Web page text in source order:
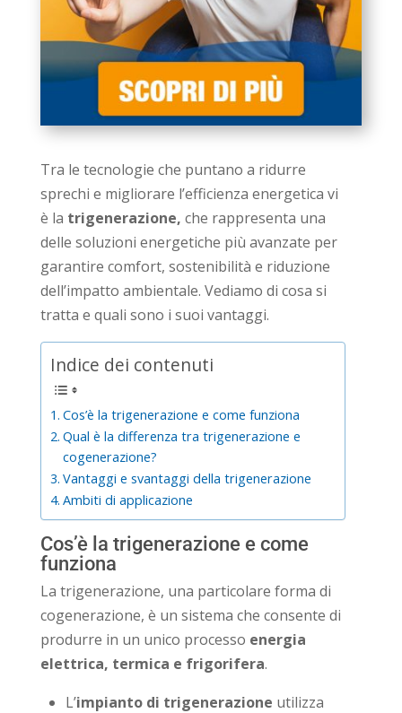
Tra le tecnologie che puntano a ridurre
sprechi e migliorare l’efficienza energetica vi
è la trigenerazione, che rappresenta una
delle soluzioni energetiche più avanzate per
garantire comfort, sostenibilità e riduzione
dell’impatto ambientale. Vediamo di cosa si
tratta e quali sono i suoi vantaggi.
Indice dei contenuti
Cos’è la trigenerazione e come funziona
Qual è la differenza tra trigenerazione e
cogenerazione?
Vantaggi e svantaggi della trigenerazione
Ambiti di applicazione
Cos’è la trigenerazione e come
funziona
La trigenerazione, una particolare forma di
cogenerazione, è un sistema che consente di
produrre in un unico processo energia
elettrica, termica e frigorifera.
L’impianto di trigenerazione utilizza